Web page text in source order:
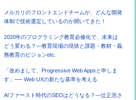
メルカリのフロントエンドチームが、どんな開発
体制で技術選定しているのか聞いてきた！
2020年のプログラミング教育必修化で、未来は
どう変わる？―教育現場の現状と課題・教材・義
務教育のビジョンetc.
「改めまして、Progressive Web Appsと申しま
す」── Web UXの新たな基準を考える
AIファースト時代のSEOはどうなる？―辻正浩さ